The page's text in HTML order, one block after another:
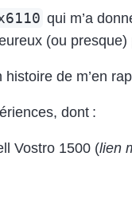
qui m’a
(ou presque)
de m’en
dont :
Vostro 1500 (lien